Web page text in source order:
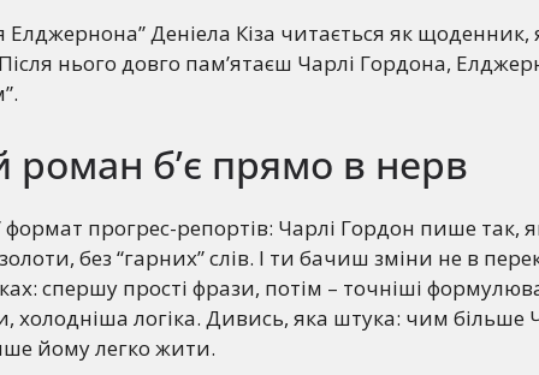
Елджернона” Деніела Кіза читається як
нього довго пам’ятаєш Чарлі Гордона,
б’є прямо в нерв
формат прогрес-репортів: Чарлі Гордон пише так,
без “гарних” слів. І ти бачиш зміни не в
спершу прості фрази, потім – точніші
холодніша логіка. Дивись, яка штука: чим більше
йому легко жити.